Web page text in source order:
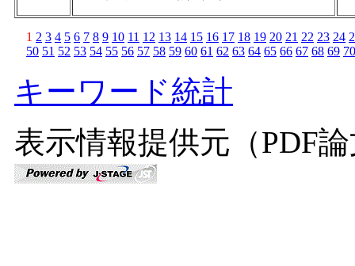
1 2 3 4 5 6 7 8 9 10 11 12 13 14 15 16 17 18 19 20 21 22 23 24
50 51 52 53 54 55 56 57 58 59 60 61 62 63 64 65 66 67 68 69 70
キーワード統計
表示情報提供元（PDF